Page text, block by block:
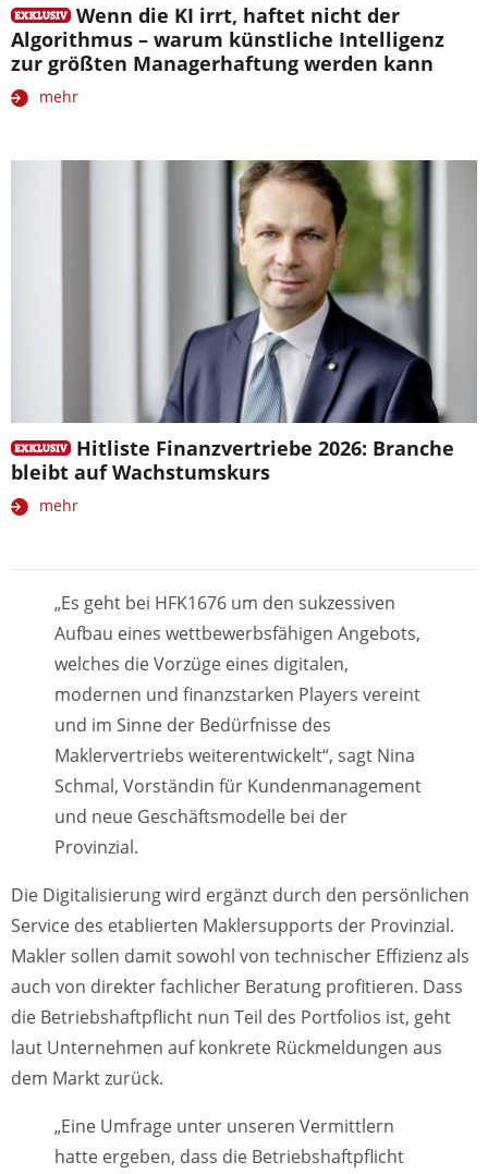
Wenn die KI irrt, haftet nicht der
Algorithmus – warum künstliche Intelligenz
zur größten Managerhaftung werden kann
mehr
Hitliste Finanzvertriebe 2026: Branche
bleibt auf Wachstumskurs
mehr
„Es geht bei HFK1676 um den sukzessiven
Aufbau eines wettbewerbsfähigen Angebots,
welches die Vorzüge eines digitalen,
modernen und finanzstarken Players vereint
und im Sinne der Bedürfnisse des
Maklervertriebs weiterentwickelt“, sagt Nina
Schmal, Vorständin für Kundenmanagement
und neue Geschäftsmodelle bei der
Provinzial.
Die Digitalisierung wird ergänzt durch den persönlichen
Service des etablierten Maklersupports der Provinzial.
Makler sollen damit sowohl von technischer Effizienz als
auch von direkter fachlicher Beratung profitieren. Dass
die Betriebshaftpflicht nun Teil des Portfolios ist, geht
laut Unternehmen auf konkrete Rückmeldungen aus
dem Markt zurück.
„Eine Umfrage unter unseren Vermittlern
hatte ergeben, dass die Betriebshaftpflicht